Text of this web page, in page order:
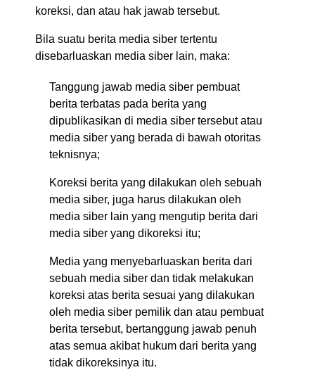
koreksi, dan atau hak jawab tersebut.
Bila suatu berita media siber tertentu
disebarluaskan media siber lain, maka:
Tanggung jawab media siber pembuat
berita terbatas pada berita yang
dipublikasikan di media siber tersebut atau
media siber yang berada di bawah otoritas
teknisnya;
Koreksi berita yang dilakukan oleh sebuah
media siber, juga harus dilakukan oleh
media siber lain yang mengutip berita dari
media siber yang dikoreksi itu;
Media yang menyebarluaskan berita dari
sebuah media siber dan tidak melakukan
koreksi atas berita sesuai yang dilakukan
oleh media siber pemilik dan atau pembuat
berita tersebut, bertanggung jawab penuh
atas semua akibat hukum dari berita yang
tidak dikoreksinya itu.